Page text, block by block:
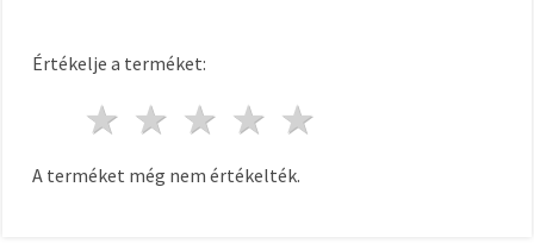
Értékelje a terméket:
4 csillagok
3 csillagok
2 csillagok
1 csillag
A terméket még nem értékelték.